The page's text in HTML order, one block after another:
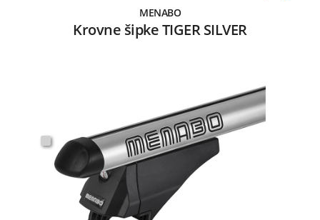
MENABO
Krovne šipke TIGER SILVER